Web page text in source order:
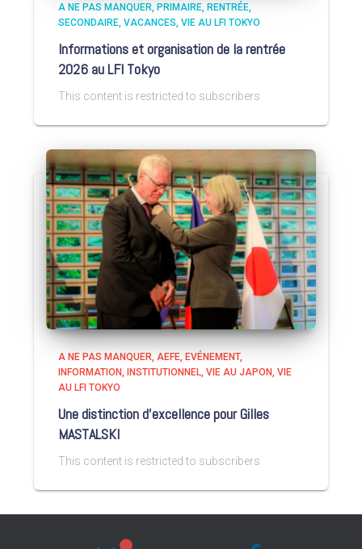
A NE PAS MANQUER PRIMAIRE RENTRÉE
SECONDAIRE VACANCES VIE AU LFI TOKYO
Informations et organisation de la rentrée
2026 au LFI Tokyo
This content is restricted to subscribers
A NE PAS MANQUER AEFE EVÉNEMENT
INFORMATION
INSTITUTIONNEL VIE AU JAPON VIE
AU LFI TOKYO
Une distinction d’excellence pour Gilles
MASTALSKI
This content is restricted to subscribers